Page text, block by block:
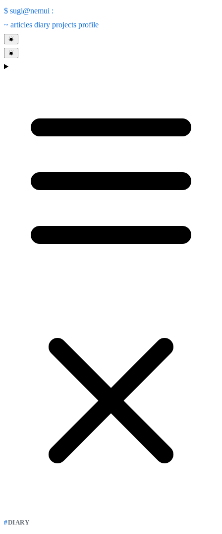
$ sugi@nemui :
~ articles diary projects profile
☀
☀
DIARY